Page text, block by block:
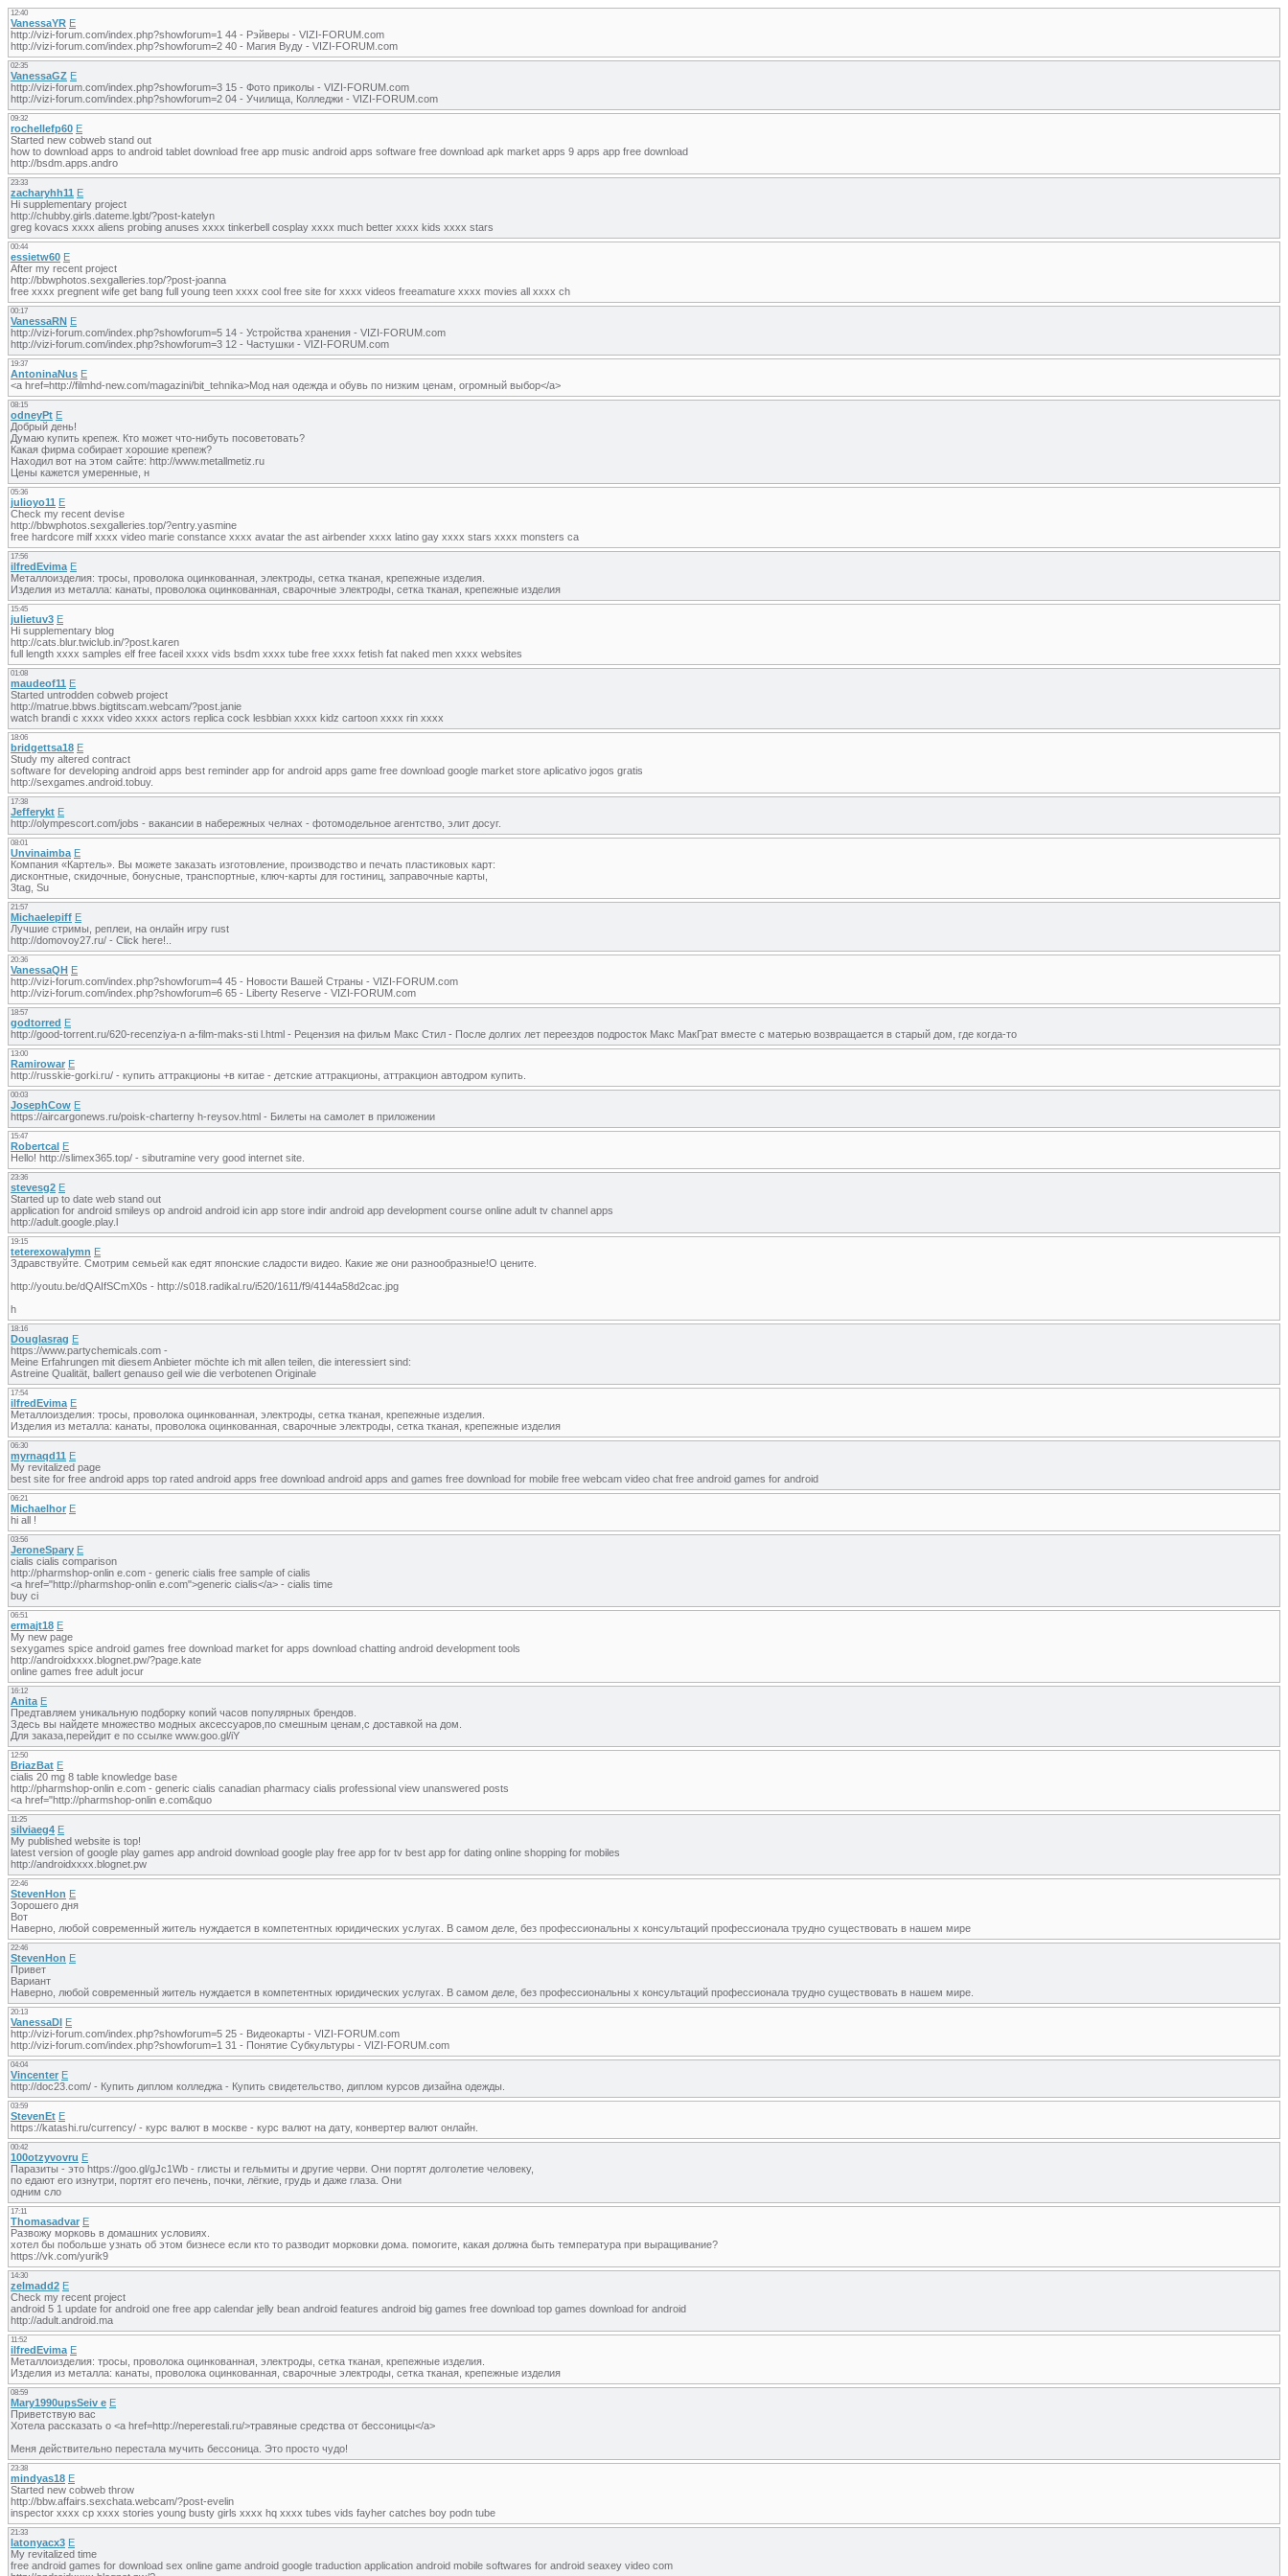
12:40
VanessaYR E
http://vizi-forum.com/index.php?showforum=1 44 - Рэйверы - VIZI-FORUM.com
http://vizi-forum.com/index.php?showforum=2 40 - Магия Вуду - VIZI-FORUM.com
02:35
VanessaGZ E
http://vizi-forum.com/index.php?showforum=3 15 - Фото приколы - VIZI-FORUM.com
http://vizi-forum.com/index.php?showforum=2 04 - Училища, Колледжи - VIZI-FORUM.com
09:32
rochellefp60 E
Started new cobweb stand out
how to download apps to android tablet download free app music android apps software free download apk market apps 9 apps app free download
http://bsdm.apps.andro
23:33
zacharyhh11 E
Hi supplementary project
http://chubby.girls.dateme.lgbt/?post-katelyn
greg kovacs xxxx aliens probing anuses xxxx tinkerbell cosplay xxxx much better xxxx kids xxxx stars
00:44
essietw60 E
After my recent project
http://bbwphotos.sexgalleries.top/?post-joanna
free xxxx pregnent wife get bang full young teen xxxx cool free site for xxxx videos freeamature xxxx movies all xxxx ch
00:17
VanessaRN E
http://vizi-forum.com/index.php?showforum=5 14 - Устройства хранения - VIZI-FORUM.com
http://vizi-forum.com/index.php?showforum=3 12 - Частушки - VIZI-FORUM.com
19:37
AntoninaNus E
<a href=http://filmhd-new.com/magazini/bit_tehnika>Мод ная одежда и обувь по низким ценам, огромный выбор</a>
08:15
odneyPt E
Добрый день!
Думаю купить крепеж. Кто может что-нибуть посоветовать?
Какая фирма собирает хорошие крепеж?
Находил вот на этом сайте: http://www.metallmetiz.ru
Цены кажется умеренные, н
05:36
julioyo11 E
Check my recent devise
http://bbwphotos.sexgalleries.top/?entry.yasmine
free hardcore milf xxxx video marie constance xxxx avatar the ast airbender xxxx latino gay xxxx stars xxxx monsters ca
17:56
ilfredEvima E
Металлоизделия: тросы, проволока оцинкованная, электроды, сетка тканая, крепежные изделия.
Изделия из металла: канаты, проволока оцинкованная, сварочные электроды, сетка тканая, крепежные изделия
15:45
julietuv3 E
Hi supplementary blog
http://cats.blur.twiclub.in/?post.karen
full length xxxx samples elf free faceil xxxx vids bsdm xxxx tube free xxxx fetish fat naked men xxxx websites
01:08
maudeof11 E
Started untrodden cobweb project
http://matrue.bbws.bigtitscam.webcam/?post.janie
watch brandi c xxxx video xxxx actors replica cock lesbbian xxxx kidz cartoon xxxx rin xxxx
18:06
bridgettsa18 E
Study my altered contract
software for developing android apps best reminder app for android apps game free download google market store aplicativo jogos gratis
http://sexgames.android.tobuy.
17:38
Jefferykt E
http://olympescort.com/jobs - вакансии в набережных челнах - фотомодельное агентство, элит досуг.
08:01
Unvinaimba E
Компания «Картель». Вы можете заказать изготовление, производство и печать пластиковых карт:
дисконтные, скидочные, бонусные, транспортные, ключ-карты для гостиниц, заправочные карты,
3tag, Su
21:57
Michaelepiff E
Лучшие стримы, реплеи, на онлайн игру rust
http://domovoy27.ru/ - Click here!..
20:36
VanessaQH E
http://vizi-forum.com/index.php?showforum=4 45 - Новости Вашей Страны - VIZI-FORUM.com
http://vizi-forum.com/index.php?showforum=6 65 - Liberty Reserve - VIZI-FORUM.com
18:57
godtorred E
http://good-torrent.ru/620-recenziya-n a-film-maks-sti l.html - Рецензия на фильм Макс Стил - После долгих лет переездов подросток Макс МакГрат вместе с матерью возвращается в старый дом, где когда-то
13:00
Ramirowar E
http://russkie-gorki.ru/ - купить аттракционы +в китае - детские аттракционы, аттракцион автодром купить.
00:03
JosephCow E
https://aircargonews.ru/poisk-charterny h-reysov.html - Билеты на самолет в приложении
15:47
Robertcal E
Hello! http://slimex365.top/ - sibutramine very good internet site.
23:36
stevesg2 E
Started up to date web stand out
application for android smileys op android android icin app store indir android app development course online adult tv channel apps
http://adult.google.play.l
19:15
teterexowalymn E
Здравствуйте. Смотрим семьей как едят японские сладости видео. Какие же они разнообразные!О цените.
http://youtu.be/dQAIfSCmX0s - http://s018.radikal.ru/i520/1611/f9/4144a58d2cac.jpg
h
18:16
Douglasrag E
https://www.partychemicals.com -
Meine Erfahrungen mit diesem Anbieter möchte ich mit allen teilen, die interessiert sind:
Astreine Qualität, ballert genauso geil wie die verbotenen Originale
17:54
ilfredEvima E
Металлоизделия: тросы, проволока оцинкованная, электроды, сетка тканая, крепежные изделия.
Изделия из металла: канаты, проволока оцинкованная, сварочные электроды, сетка тканая, крепежные изделия
06:30
myrnaqd11 E
My revitalized page
best site for free android apps top rated android apps free download android apps and games free download for mobile free webcam video chat free android games for android
06:21
Michaelhor E
hi all !
03:56
JeroneSpary E
cialis cialis comparison
http://pharmshop-onlin e.com - generic cialis free sample of cialis
<a href="http://pharmshop-onlin e.com">generic cialis</a> - cialis time
buy ci
06:51
ermajt18 E
My new page
sexygames spice android games free download market for apps download chatting android development tools
http://androidxxxx.blognet.pw/?page.kate
online games free adult jocur
16:12
Anita E
Предтавляем уникальную подборку копий часов популярных брендов.
Здесь вы найдете множество модных аксессуаров,по смешным ценам,с доставкой на дом.
Для заказа,перейдит е по ссылке www.goo.gl/iY
12:50
BriazBat E
cialis 20 mg 8 table knowledge base
http://pharmshop-onlin e.com - generic cialis canadian pharmacy cialis professional view unanswered posts
<a href="http://pharmshop-onlin e.com&quo
11:25
silviaeg4 E
My published website is top!
latest version of google play games app android download google play free app for tv best app for dating online shopping for mobiles
http://androidxxxx.blognet.pw
22:46
StevenHon E
Зорошего дня
Вот
Наверно, любой современный житель нуждается в компетентных юридических услугах. В самом деле, без профессиональны х консультаций профессионала трудно существовать в нашем мире
22:46
StevenHon E
Привет
Вариант
Наверно, любой современный житель нуждается в компетентных юридических услугах. В самом деле, без профессиональны х консультаций профессионала трудно существовать в нашем мире.
20:13
VanessaDI E
http://vizi-forum.com/index.php?showforum=5 25 - Видеокарты - VIZI-FORUM.com
http://vizi-forum.com/index.php?showforum=1 31 - Понятие Субкультуры - VIZI-FORUM.com
04:04
Vincenter E
http://doc23.com/ - Купить диплом колледжа - Купить свидетельство, диплом курсов дизайна одежды.
03:59
StevenEt E
https://katashi.ru/currency/ - курс валют в москве - курс валют на дату, конвертер валют онлайн.
00:42
100otzyvovru E
Паразиты - это https://goo.gl/gJc1Wb - глисты и гельмиты и другие черви. Они портят долголетие человеку,
по едают его изнутри, портят его печень, почки, лёгкие, грудь и даже глаза. Они
одним сло
17:11
Thomasadvar E
Развожу морковь в домашних условиях.
хотел бы побольше узнать об этом бизнесе если кто то разводит морковки дома. помогите, какая должна быть температура при выращивание?
https://vk.com/yurik9
14:30
zelmadd2 E
Check my recent project
android 5 1 update for android one free app calendar jelly bean android features android big games free download top games download for android
http://adult.android.ma
11:52
ilfredEvima E
Металлоизделия: тросы, проволока оцинкованная, электроды, сетка тканая, крепежные изделия.
Изделия из металла: канаты, проволока оцинкованная, сварочные электроды, сетка тканая, крепежные изделия
08:59
Mary1990upsSeiv e E
Приветствую вас
Хотела рассказать о <a href=http://neperestali.ru/>травяные средства от бессоницы</a>
Меня действительно перестала мучить бессоница. Это просто чудо!
23:38
mindyas18 E
Started new cobweb throw
http://bbw.affairs.sexchata.webcam/?post-evelin
inspector xxxx cp xxxx stories young busty girls xxxx hq xxxx tubes vids fayher catches boy podn tube
21:33
latonyacx3 E
My revitalized time
free android games for download sex online game android google traduction application android mobile softwares for android seaxey video com